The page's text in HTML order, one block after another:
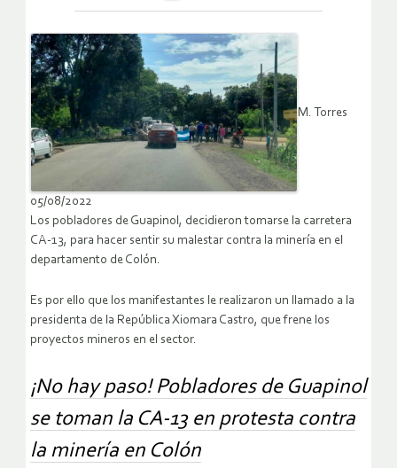
M. Torres
05/08/2022
Los pobladores de Guapinol, decidieron tomarse la carretera
CA-13, para hacer sentir su malestar contra la minería en el
departamento de Colón.
Es por ello que los manifestantes le realizaron un llamado a la
presidenta de la República Xiomara Castro, que frene los
proyectos mineros en el sector.
¡No hay paso! Pobladores de Guapinol
se toman la CA-13 en protesta contra
la minería en Colón